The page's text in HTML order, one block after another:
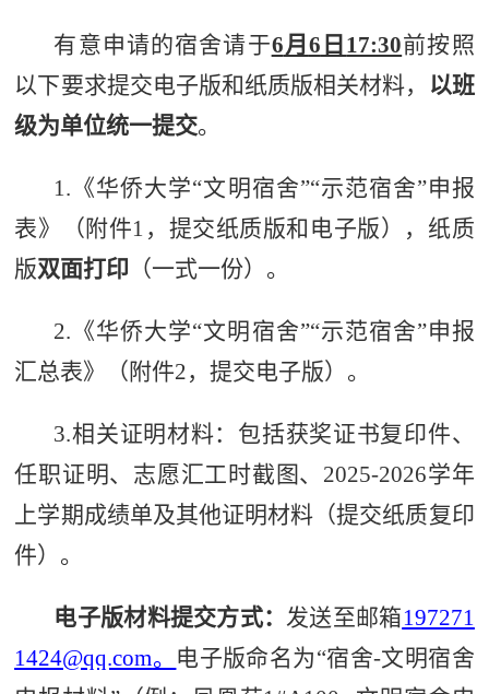
有意申请的宿舍请于6月 6 日 17:30前按照
以下要求提交电子版和纸质版相关材料，
以班
级为单位统一提交。
1. 《华侨大学“文明宿舍”“示范宿舍”申报
表》
（附件1 ，提交纸质版和电子版），纸质
版双面打印 （一式一份）。
2. 《华侨大学“文明宿舍”“示范宿舍”申报
汇总表》（附件2，提交电子版）。
3.相关证明材料：包括获奖证书复印件、
任职证明、志愿汇工时截图、 2025-2026学年
上学期成绩单及其他证明材料（提交纸质复印
件）。
电子版材料提交方式： 发送至邮箱197271
1424@qq.com。 电子版命名为“宿舍-文明宿舍